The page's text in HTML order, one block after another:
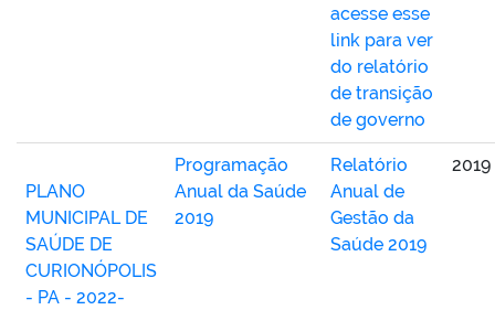
acesse esse
link para ver
do relatório
de transição
de governo
PLANO
MUNICIPAL DE
SAÚDE DE
CURIONÓPOLIS
- PA - 2022-
Programação
Anual da Saúde
2019
Relatório
Anual de
Gestão da
Saúde 2019
2019